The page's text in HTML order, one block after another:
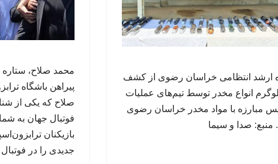
ارشد انتظامی خراسان رضوی از کشف
کیلوگرم انواع مخدر توسط تیم‌های عملیات
مبارزه با مواد مخدر خراسان رضوی
منبع: صدا و سیما
محمد صلاح، ستاره
پیراهن باشگاه
صلاح که یکی از
فوتبال جهان به
بازیکنان
جدیدی را در فوتبال